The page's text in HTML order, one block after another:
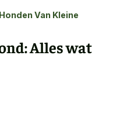
Honden Van Kleine
Alles wat